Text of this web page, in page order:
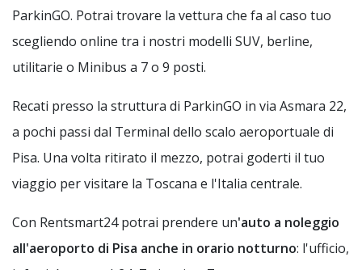
ParkinGO. Potrai trovare la vettura che fa al caso tuo
scegliendo online tra i nostri modelli SUV, berline,
utilitarie o Minibus a 7 o 9 posti.
Recati presso la struttura di ParkinGO in via Asmara 22,
a pochi passi dal Terminal dello scalo aeroportuale di
Pisa. Una volta ritirato il mezzo, potrai goderti il tuo
viaggio per visitare la Toscana e l'Italia centrale.
Con Rentsmart24 potrai prendere un'auto a noleggio
all'aeroporto di Pisa anche in orario notturno: l'ufficio,